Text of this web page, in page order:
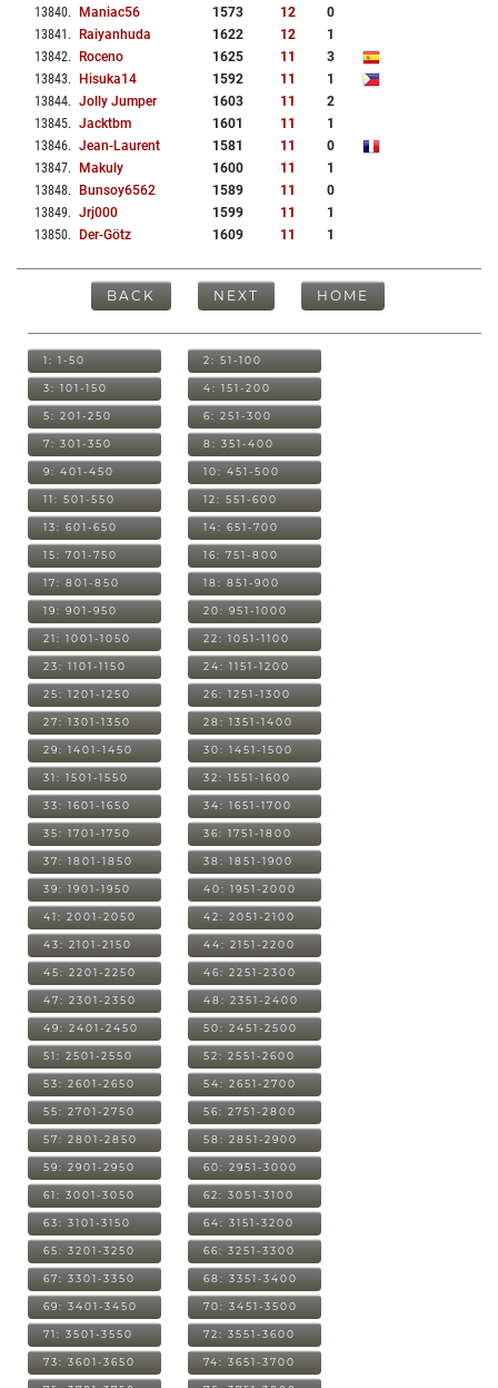
13840. Maniac56 1573 12
0
13841 . Raiyanhuda 1622 12
1
13842. Roceno 1625 11
3
13843. Hisuka14 1592 11
1
13844. Jolly Jumper 1603 11
2
13845. Jacktbm 1601 11
1
13846. Jean-Laurent 1581 11
0
13847. Makuly 1600 11
1
13848. Bunsoy6562 1589 11
0
13849. Jrj000 1599 11
1
13850. Der-Götz 1609 11 1
BACK NEXT HOME
1: 1-50 2: 51-100
3: 101-150 4: 151-200
5: 201-250 6: 251-300
7: 301-350 8: 351-400
9: 401-450 10: 451-500
11: 501-550 12: 551-600
13: 601-650 14: 651-700
15: 701-750 16: 751-800
17: 801-850 18: 851-900
19: 901-950 20: 951-1000
21: 1001-1050 22: 1051-1100
23: 1101-1150 24: 1151-1200
25: 1201-1250 26: 1251-1300
27: 1301-1350 28: 1351-1400
29: 1401-1450 30: 1451-1500
31: 1501-1550 32: 1551-1600
33: 1601-1650 34: 1651-1700
35: 1701-1750 36: 1751-1800
37: 1801-1850 38: 1851-1900
39: 1901-1950 40: 1951-2000
41: 2001-2050 42: 2051-2100
43: 2101-2150 44: 2151-2200
45: 2201-2250 46: 2251-2300
47: 2301-2350 48: 2351-2400
49: 2401-2450 50: 2451-2500
51: 2501-2550 52: 2551-2600
53: 2601-2650 54: 2651-2700
55: 2701-2750 56: 2751-2800
57: 2801-2850 58: 2851-2900
59: 2901-2950 60: 2951-3000
61: 3001-3050 62: 3051-3100
63: 3101-3150 64: 3151-3200
65: 3201-3250 66: 3251-3300
67: 3301-3350 68: 3351-3400
69: 3401-3450 70: 3451-3500
71: 3501-3550 72: 3551-3600
73: 3601-3650 74: 3651-3700